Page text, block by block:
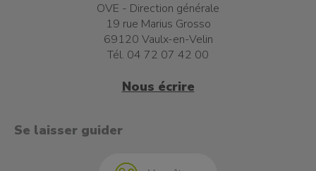
OVE - Direction générale
19 rue Marius Grosso
69120 Vaulx-en-Velin
Tél. 04 72 07 42 00
Nous écrire
Se laisser guider